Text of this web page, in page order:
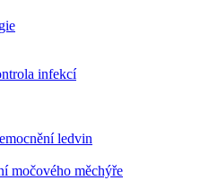
infekcí
ledvin
močového měchýře